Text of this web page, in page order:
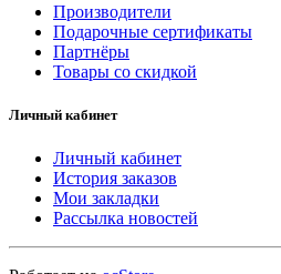
Производители
Подарочные сертификаты
Партнёры
Товары со скидкой
Личный кабинет
Личный кабинет
История заказов
Мои закладки
Рассылка новостей